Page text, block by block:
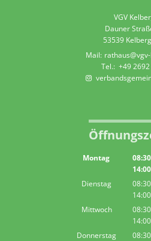
VGV
Dauner
53539 Kelberg
+49
Montag 08:30
14:00
Dienstag 08:30
14:00
Mittwoch 08:30
14:00
Donnerstag 08:30